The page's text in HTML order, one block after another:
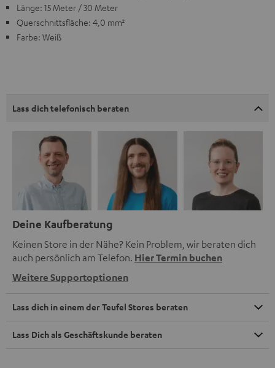
Länge: 15 Meter / 30 Meter
Querschnittsfläche: 4,0 mm²
Farbe: Weiß
Lass dich telefonisch beraten
Deine Kaufberatung
Keinen Store in der Nähe? Kein Problem, wir beraten dich
auch persönlich am Telefon. Hier Termin buchen
Weitere Supportoptionen
Lass dich in einem der Teufel Stores beraten
Lass Dich als Geschäftskunde beraten